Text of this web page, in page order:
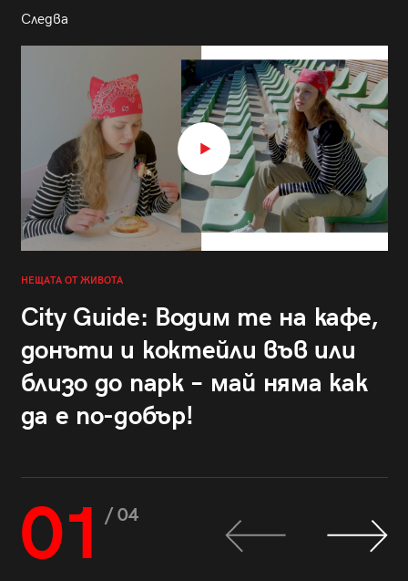
Следва
НЕЩАТА ОТ ЖИВОТА
City Guide: Водим те на кафе,
донъти и коктейли във или
близо до парк – май няма как
да е по-добър!
01 / 04